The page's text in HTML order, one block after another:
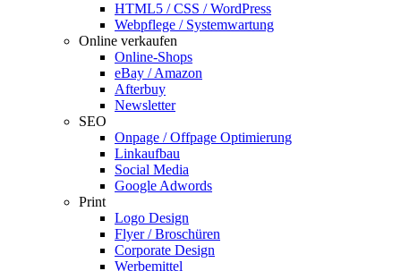
HTML5 / CSS / WordPress
Webpflege / Systemwartung
Online verkaufen
Online-Shops
eBay / Amazon
Afterbuy
Newsletter
SEO
Onpage / Offpage Optimierung
Linkaufbau
Social Media
Google Adwords
Print
Logo Design
Flyer / Broschüren
Corporate Design
Werbemittel